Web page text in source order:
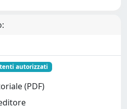
autorizzati
(PDF)